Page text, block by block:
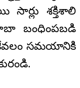
శక్తిశాలి
బంధింపబడి
సమయానికి